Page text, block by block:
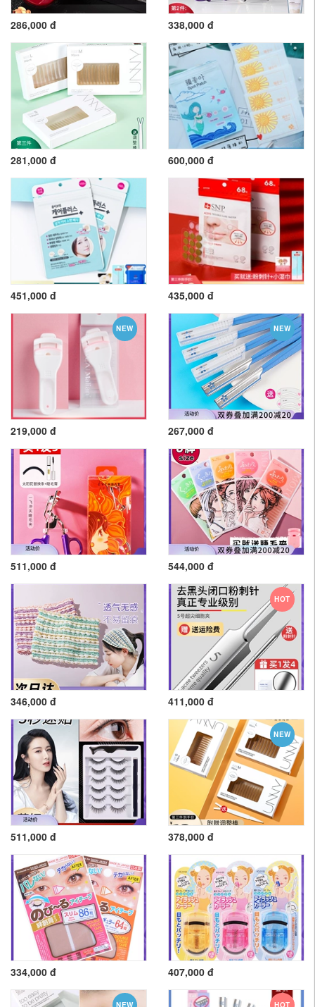
286,000 đ 338,000 đ
281,000 đ 600,000 đ
451,000 đ 435,000 đ
NEW
219,000 đ
NEW
267,000 đ
511,000 đ 544,000 đ
346,000 đ
HOT
411,000 đ
511,000 đ
NEW
378,000 đ
334,000 đ 407,000 đ
NEW HOT